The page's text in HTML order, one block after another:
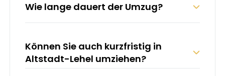
An-/Abfahrt & Kraftstoffpauschale:
75 €
Ab 5 km außerhalb von München:2,30
Wie lange dauert der Umzug?
Können Sie auch kurzfristig in
Altstadt-Lehel umziehen?